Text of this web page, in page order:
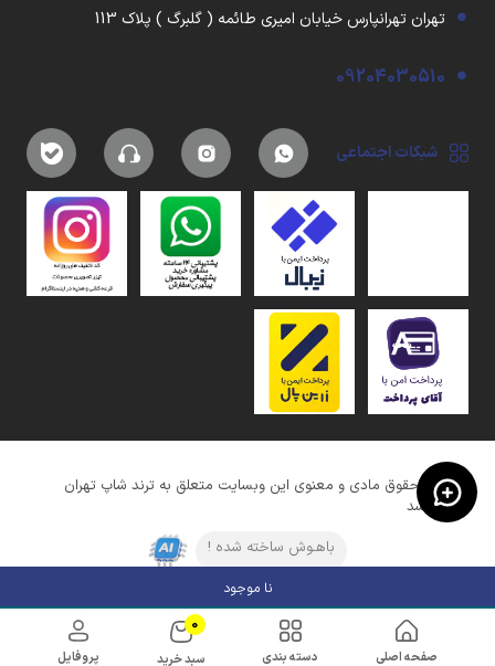
صفحه اصلی دسته بندی
0
سبد خرید پروفایل
تهران تهرانپارس خیابان امیری طائمه ( گلبرگ ) پلاک 113
09204030510
شبکات اجتماعی
کلیه حقوق مادی و معنوی این وبسایت متعلق به ترند شاپ تهران
میباشد
باهـوش ساخته شده !
نا موجود